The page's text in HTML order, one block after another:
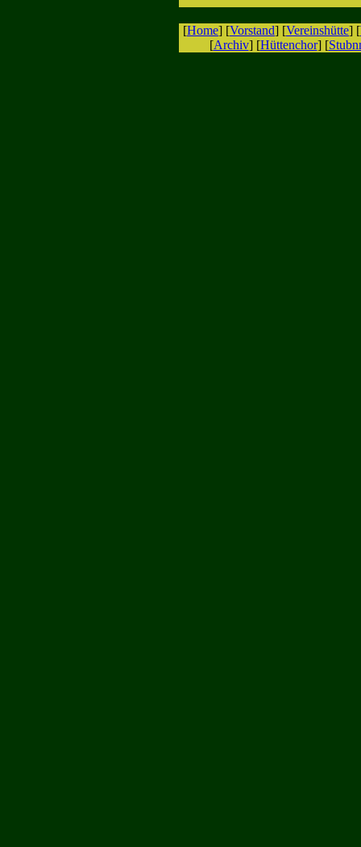
[Home] [Vorstand] [Vereinshütte] [
[Archiv] [Hüttenchor] [